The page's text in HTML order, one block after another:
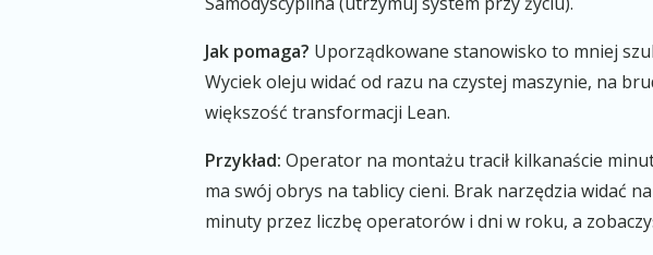
Jak pomaga? Uporządkowane stanowisko to mniej
Wyciek oleju widać od razu na czystej maszynie, na
większość transformacji Lean.
Przykład: Operator na montażu tracił kilkanaście
ma swój obrys na tablicy cieni. Brak narzędzia widać
minuty przez liczbę operatorów i dni w roku, a